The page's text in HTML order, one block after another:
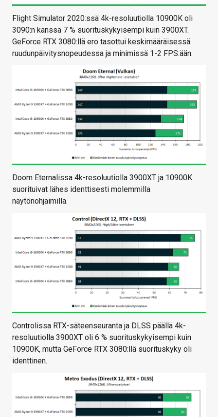
Flight Simulator 2020:ssä 4k-resoluutiolla 10900K oli
3090:n kanssa 7 % suorituskykyisempi kuin 3900XT.
GeForce RTX 3080:llä ero tasottui keskimääräisessä
ruudunpäivitysnopeudessa ja minimissä 1-2 FPS:ään.
Doom Eternalissa 4k-resoluutiolla 3900XT ja 10900K
suorituivat lähes identtisesti molemmilla
näytönohjaimilla.
Controlissa RTX-säteenseuranta ja DLSS päällä 4k-
resoluutiolla 3900XT oli 6 % suorituskykyisempi kuin
10900K, mutta GeForce RTX 3080:llä suorituskyky oli
identtinen.